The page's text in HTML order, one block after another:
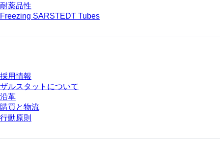
耐薬品性
Freezing SARSTEDT Tubes
採用情報
ザルスタットについて
沿革
購買と物流
行動原則